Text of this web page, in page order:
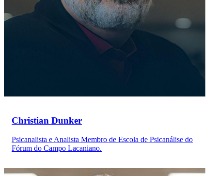
Christian Dunker
Psicanalista e Analista Membro de Escola de Psicanálise do
Fórum do Campo Lacaniano.